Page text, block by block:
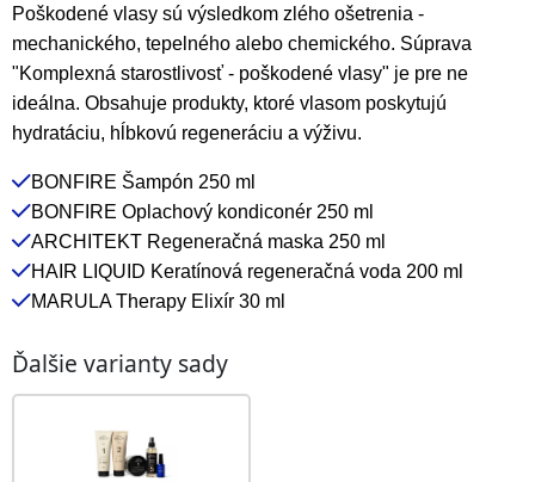
produktu
je
0,0
z
5
Poškodené vlasy sú výsledkom zlého ošetrenia -
mechanického, tepelného alebo chemického. Súprava
"Komplexná starostlivosť - poškodené vlasy" je pre ne
ideálna. Obsahuje produkty, ktoré vlasom poskytujú
hydratáciu, hĺbkovú regeneráciu a výživu.
BONFIRE Šampón 250 ml
BONFIRE Oplachový kondiconér 250 ml
ARCHITEKT Regeneračná maska 250 ml
HAIR LIQUID Keratínová regeneračná voda 200 ml
MARULA Therapy Elixír 30 ml